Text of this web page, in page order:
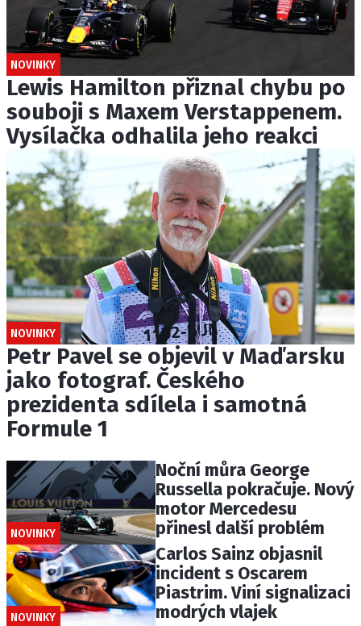
NOVINKY
Lewis Hamilton přiznal chybu po
souboji s Maxem Verstappenem.
Vysílačka odhalila jeho reakci
NOVINKY
Petr Pavel se objevil v Maďarsku
jako fotograf. Českého
prezidenta sdílela i samotná
Formule 1
NOVINKY
Noční můra George
Russella pokračuje. Nový
motor Mercedesu
přinesl další problém
NOVINKY
Carlos Sainz objasnil
incident s Oscarem
Piastrim. Viní signalizaci
modrých vlajek